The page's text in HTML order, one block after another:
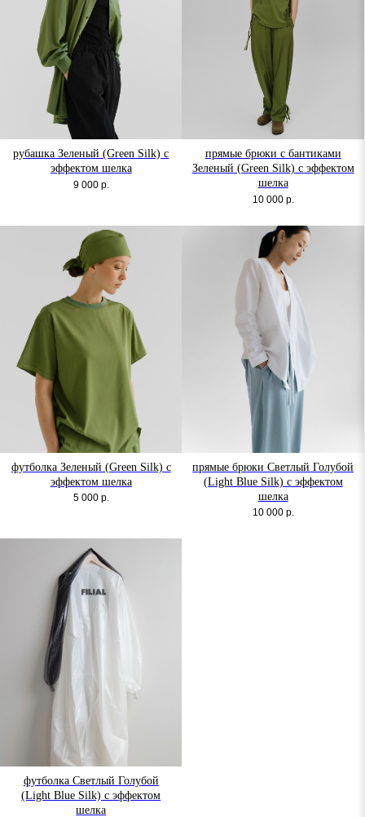
рубашка Зеленый (Green Silk) с
эффектом шелка
9 000 р.
прямые брюки с бантиками
Зеленый (Green Silk) с эффектом
шелка
10 000 р.
футболка Зеленый (Green Silk) с
эффектом шелка
5 000 р.
прямые брюки Светлый Голубой
(Light Blue Silk) с эффектом
шелка
10 000 р.
футболка Светлый Голубой
(Light Blue Silk) с эффектом
шелка